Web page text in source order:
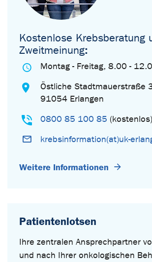
Kostenlose Krebsberatung
Zweitmeinung:
Montag - Freitag, 8.00 -
Östliche Stadtmauerstraße
91054 Erlangen
0800 85 100 85 (kostenlos)
krebsinformation(at)uk-
Weitere Informationen
Patientenlotsen
Ihre zentralen Ansprechpartner
und nach Ihrer onkologischen